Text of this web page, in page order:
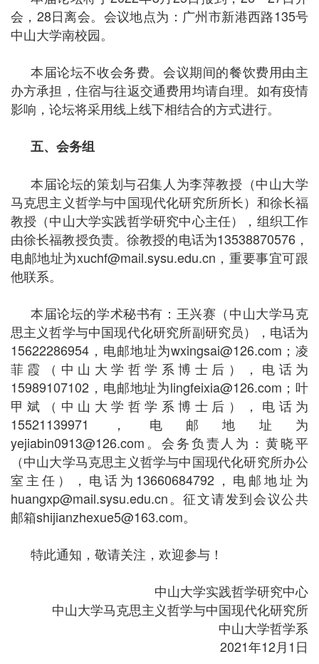
会，28日离会。会议地点为：广州市新港西路135号
中山大学南校园。
本届论坛不收会务费。会议期间的餐饮费用由主
办方承担，住宿与往返交通费用均请自理。如有疫情
影响，论坛将采用线上线下相结合的方式进行。
五、会务组
本届论坛的策划与召集人为李萍教授（中山大学
马克思主义哲学与中国现代化研究所所长）和徐长福
教授（中山大学实践哲学研究中心主任），组织工作
由徐长福教授负责。徐教授的电话为13538870576，
电邮地址为xuchf@mail.sysu.edu.cn，重要事宜可跟
他联系。
本届论坛的学术秘书有：王兴赛（中山大学马克
思主义哲学与中国现代化研究所副研究员），电话为
15622286954，电邮地址为wxingsai@126.com；凌
菲霞（中山大学哲学系博士后），电话为
15989107102，电邮地址为lingfeixia@126.com；叶
甲斌（中山大学哲学系博士后），电话为
15521139971，电邮地址为
yejiabin0913@126.com。会务负责人为：黄晓平
（中山大学马克思主义哲学与中国现代化研究所办公
室主任），电话为13660684792，电邮地址为
huangxp@mail.sysu.edu.cn。征文请发到会议公共
邮箱shijianzhexue5@163.com。
特此通知，敬请关注，欢迎参与！
中山大学实践哲学研究中心
中山大学马克思主义哲学与中国现代化研究所
中山大学哲学系
2021年12月1日